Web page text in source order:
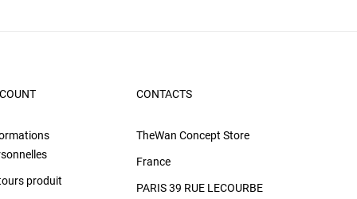
produit
CONTACTS
TheWan Concept Store
France
PARIS 39 RUE LECOURBE